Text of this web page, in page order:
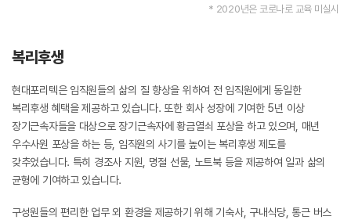
* 2020년은 코로나로 교육 미실시
복리후생
현대포리텍은 임직원들의 삶의 질 향상을 위하여 전 임직원에게 동일한
복리후생 혜택을 제공하고 있습니다. 또한 회사 성장에 기여한 5년 이상
장기근속자들을 대상으로 장기근속자에 황금열쇠 포상을 하고 있으며, 매년
우수사원 포상을 하는 등, 임직원의 사기를 높이는 복리후생 제도를
갖추었습니다. 특히 경조사 지원, 명절 선물, 노트북 등을 제공하여 일과 삶의
균형에 기여하고 있습니다.
구성원들의 편리한 업무 외 환경을 제공하기 위해 기숙사, 구내식당, 통근 버스